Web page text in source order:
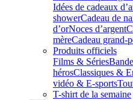
Idées de cadeaux
showerCadeau de
d’orNoces d’argent
mèreCadeau grand-
Produits officiels
Films & Séries
hérosClassiques &
vidéo & E-sports
T-shirt de la semaine